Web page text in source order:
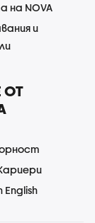
на NOVA
и
English